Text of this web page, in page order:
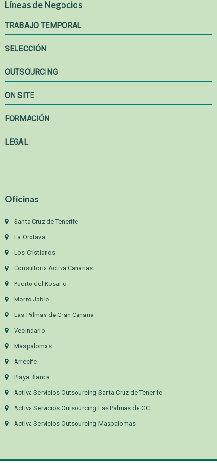
Líneas de Negocios
TRABAJO TEMPORAL
SELECCIÓN
OUTSOURCING
ON SITE
FORMACIÓN
LEGAL
Oficinas
Santa Cruz de Tenerife
La Orotava
Los Cristianos
Consultoría Activa Canarias
Puerto del Rosario
Morro Jable
Las Palmas de Gran Canaria
Vecindario
Maspalomas
Arrecife
Playa Blanca
Activa Servicios Outsourcing Santa Cruz de Tenerife
Activa Servicios Outsourcing Las Palmas de GC
Activa Servicios Outsourcing Maspalomas